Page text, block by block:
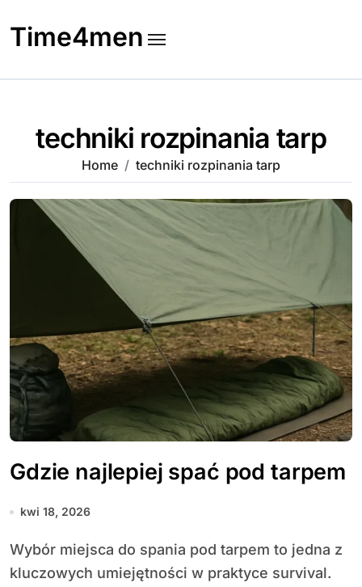
to
content
Time4men
techniki rozpinania tarp
Home techniki rozpinania tarp
Gdzie najlepiej spać pod tarpem
kwi 18, 2026
Wybór miejsca do spania pod tarpem to jedna z
kluczowych umiejętności w praktyce survival.